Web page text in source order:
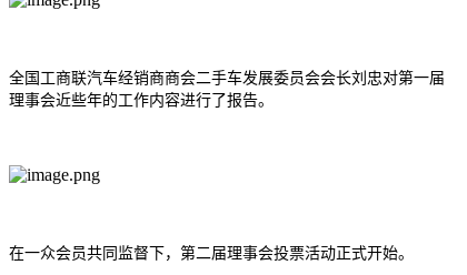
全国工商联汽车经销商商会二手车发展委员会会长刘忠对第一届
理事会近些年的工作内容进行了报告。
在一众会员共同监督下，第二届理事会投票活动正式开始。